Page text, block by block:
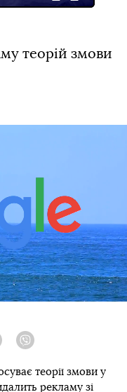
теорій змови
TelegramViber
теорії змови у
рекламу зі